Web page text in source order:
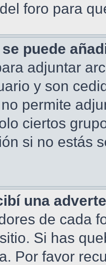
foro para
puede
adjuntar
y son
permite
ciertos
si no estás
una
de cada
Si has
Por favor